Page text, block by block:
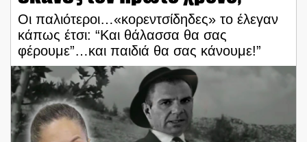
Οι παλιότεροι…«κορεντσίδηδες» το έλεγαν
κάπως έτσι: “Και θάλασσα θα σας
φέρουμε”…και παιδιά θα σας κάνουμε!”